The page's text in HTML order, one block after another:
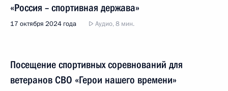
«Россия – спортивная держава»
17 октября 2024 года Аудио, 8 мин.
Посещение спортивных соревнований для
ветеранов СВО «Герои нашего времени»